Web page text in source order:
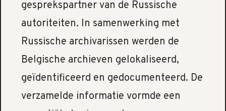
gesprekspartner van de Russische
autoriteiten. In samenwerking met
Russische archivarissen werden de
Belgische archieven gelokaliseerd,
geïdentificeerd en gedocumenteerd. De
verzamelde informatie vormde een